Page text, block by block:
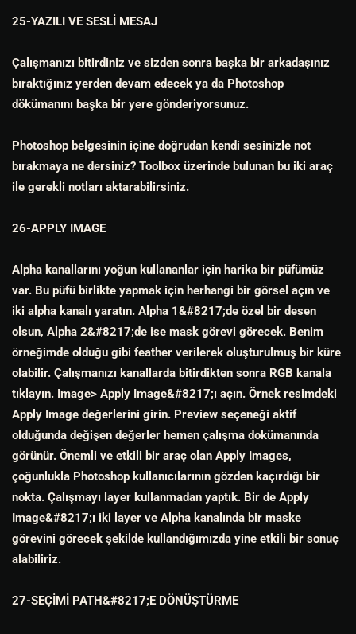
25-YAZILI VE SESLİ MESAJ
Çalışmanızı bitirdiniz ve sizden sonra başka bir arkadaşınız
bıraktığınız yerden devam edecek ya da Photoshop
dökümanını başka bir yere gönderiyorsunuz.
Photoshop belgesinin içine doğrudan kendi sesinizle not
bırakmaya ne dersiniz? Toolbox üzerinde bulunan bu iki araç
ile gerekli notları aktarabilirsiniz.
26-APPLY IMAGE
Alpha kanallarını yoğun kullananlar için harika bir püfümüz
var. Bu püfü birlikte yapmak için herhangi bir görsel açın ve
iki alpha kanalı yaratın. Alpha 1&#8217;de özel bir desen
olsun, Alpha 2&#8217;de ise mask görevi görecek. Benim
örneğimde olduğu gibi feather verilerek oluşturulmuş bir küre
olabilir. Çalışmanızı kanallarda bitirdikten sonra RGB kanala
tıklayın. Image> Apply Image&#8217;ı açın. Örnek resimdeki
Apply Image değerlerini girin. Preview seçeneği aktif
olduğunda değişen değerler hemen çalışma dokümanında
görünür. Önemli ve etkili bir araç olan Apply Images,
çoğunlukla Photoshop kullanıcılarının gözden kaçırdığı bir
nokta. Çalışmayı layer kullanmadan yaptık. Bir de Apply
Image&#8217;ı iki layer ve Alpha kanalında bir maske
görevini görecek şekilde kullandığımızda yine etkili bir sonuç
alabiliriz.
27-SEÇİMİ PATH&#8217;E DÖNÜŞTÜRME